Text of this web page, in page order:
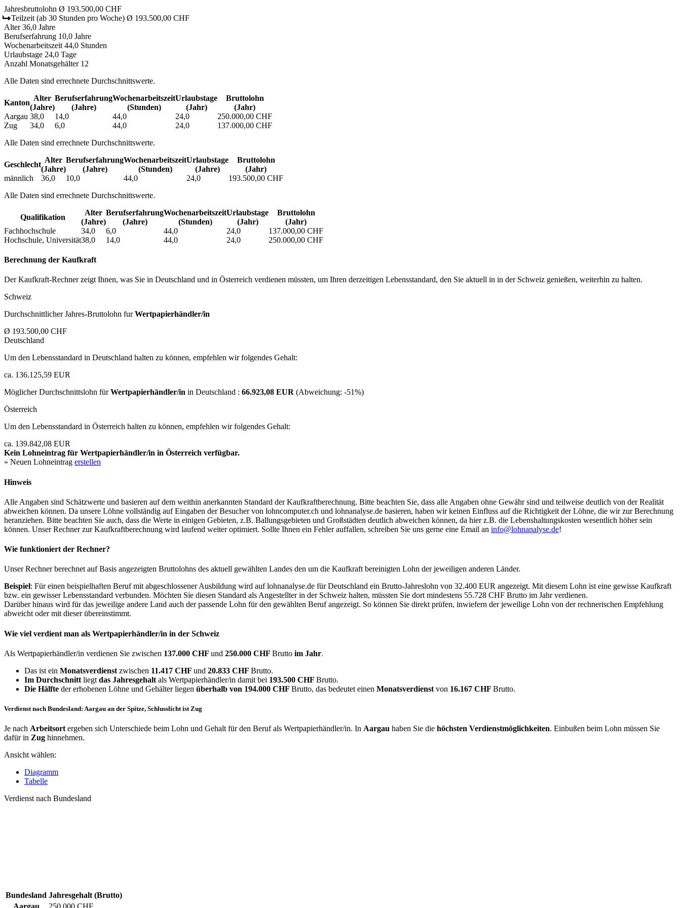
Jahresbruttolohn Ø 193.500,00 CHF
Teilzeit (ab 30 Stunden pro Woche) Ø 193.500,00 CHF
Alter 36,0 Jahre
Berufserfahrung 10,0 Jahre
Wochenarbeitszeit 44,0 Stunden
Urlaubstage 24,0 Tage
Anzahl Monatsgehälter 12
Alle Daten sind errechnete Durchschnittswerte.
Kanton
Alter
(Jahre)
Berufs­erfahrung
(Jahre)
Wochen­arbeitszeit
(Stunden)
Urlaubs­tage
(Jahr)
Bruttolohn
(Jahr)
Aargau 38,0 14,0 44,0 24,0
250.000,00 CHF
Zug
34,0 6,0 44,0 24,0
137.000,00 CHF
Alle Daten sind errechnete Durchschnittswerte.
Geschlecht
Alter
(Jahre)
Berufs­erfahrung
(Jahre)
Wochen­arbeitszeit
(Stunden)
Urlaubs­tage
(Jahre)
Bruttolohn
(Jahr)
männlich
36,0 10,0 44,0 24,0
193.500,00 CHF
Alle Daten sind errechnete Durchschnittswerte.
Qualifikation
Alter
(Jahre)
Berufs­erfahrung
(Jahre)
Wochen­arbeitszeit
(Stunden)
Urlaubs­tage
(Jahr)
Bruttolohn
(Jahr)
Fachhochschule
34,0 6,0 44,0 24,0
137.000,00 CHF
Hochschule, Universität38,0 14,0 44,0 24,0 250.000,00 CHF
Berechnung der Kaufkraft
Der Kaufkraft-Rechner zeigt Ihnen, was Sie in Deutschland und in Österreich verdienen müssten, um Ihren derzeitigen Lebensstandard, den Sie aktuell in in der Schweiz genießen, weiterhin zu halten.
Schweiz
Durchschnittlicher Jahres-Bruttolohn furWertpapierhändler/in
Ø 193.500,00 CHF
Deutschland
Um den Lebensstandard in Deutschland halten zu können, empfehlen wir folgendes Gehalt:
ca. 136.125,59 EUR
Möglicher Durchschnittslohn fürWertpapierhändler/in in Deutschland : 66.923,08 EUR (Abweichung: -51%)
Österreich
Um den Lebensstandard in Österreich halten zu können, empfehlen wir folgendes Gehalt:
ca. 139.842,08 EUR
Kein Lohneintrag für Wertpapierhändler/in in Österreich verfügbar.
» Neuen Lohneintrag erstellen
Hinweis
Alle Angaben sind Schätzwerte und basieren auf dem weithin anerkannten Standard der Kaufkraftberechnung. Bitte beachten Sie, dass alle Angaben ohne Gewähr sind und teilweise deutlich von der Realität
abweichen können. Da unsere Löhne vollständig auf Eingaben der Besucher von lohncomputer.ch und lohnanalyse.de basieren, haben wir keinen Einfluss auf die Richtigkeit der Löhne, die wir zur Berechnung
heranziehen. Bitte beachten Sie auch, dass die Werte in einigen Gebieten, z.B. Ballungsgebieten und Großstädten deutlich abweichen können, da hier z.B. die Lebenshaltungskosten wesentlich höher sein
können. Unser Rechner zur Kaufkraftberechnung wird laufend weiter optimiert. Sollte Ihnen ein Fehler auffallen, schreiben Sie uns gerne eine Email an info@lohnanalyse.de!
Wie funktioniert der Rechner?
Unser Rechner berechnet auf Basis angezeigten Bruttolohns des aktuell gewählten Landes den um die Kaufkraft bereinigten Lohn der jeweiligen anderen Länder.
Beispiel: Für einen beispielhaften Beruf mit abgeschlossener Ausbildung wird auf lohnanalyse.de für Deutschland ein Brutto-Jahreslohn von 32.400 EUR angezeigt. Mit diesem Lohn ist eine gewisse Kaufkraft
bzw. ein gewisser Lebensstandard verbunden. Möchten Sie diesen Standard als Angestellter in der Schweiz halten, müssten Sie dort mindestens 55.728 CHF Brutto im Jahr verdienen.
Darüber hinaus wird für das jeweilige andere Land auch der passende Lohn für den gewählten Beruf angezeigt. So können Sie direkt prüfen, inwiefern der jeweilige Lohn von der rechnerischen Empfehlung
abweicht oder mit dieser übereinstimmt.
Wie viel verdient man als Wertpapierhändler/in in der Schweiz
Als Wertpapierhändler/in verdienen Sie zwischen 137.000 CHF und 250.000 CHF Brutto im Jahr.
Das ist ein Monatsverdienst zwischen 11.417 CHF und 20.833 CHF Brutto.
Im Durchschnitt liegt das Jahresgehalt als Wertpapierhändler/in damit bei 193.500 CHF Brutto.
Die Hälfte der erhobenen Löhne und Gehälter liegen überhalb von 194.000 CHF Brutto, das bedeutet einen Monatsverdienst von 16.167 CHF Brutto.
Verdienst nach Bundesland: Aargau an der Spitze, Schlusslicht ist Zug
Je nach Arbeitsort ergeben sich Unterschiede beim Lohn und Gehalt für den Beruf als Wertpapierhändler/in. In Aargau haben Sie die höchsten Verdienstmöglichkeiten. Einbußen beim Lohn müssen Sie
dafür in Zug hinnehmen.
Ansicht wählen:
Diagramm
Tabelle
Verdienst nach Bundesland
Bundesland Jahresgehalt (Brutto)